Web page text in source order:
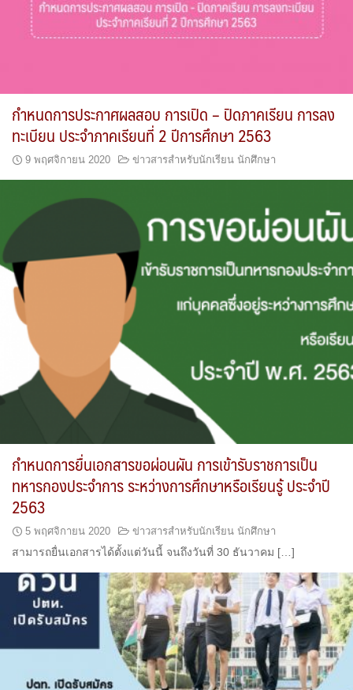
กำหนดการประกาศผลสอบ การเปิด – ปิดภาคเรียน การลง
ทะเบียน ประจำภาคเรียนที่ 2 ปีการศึกษา 2563
9 พฤศจิกายน 2020 ข่าวสารสำหรับนักเรียน นักศึกษา
กำหนดการยื่นเอกสารขอผ่อนผัน การเข้ารับราชการเป็น
ทหารกองประจำการ ระหว่างการศึกษาหรือเรียนรู้ ประจำปี
2563
5 พฤศจิกายน 2020 ข่าวสารสำหรับนักเรียน นักศึกษา
สามารถยื่นเอกสารได้ตั้งแต่วันนี้ จนถึงวันที่ 30 ธันวาคม […]